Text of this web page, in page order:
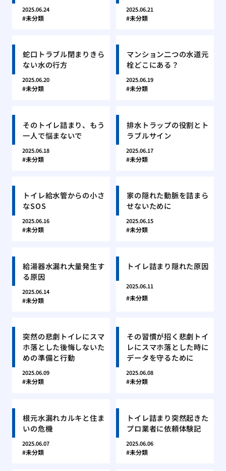
2025.06.24
未分類
2025.06.21
未分類
蛇口トラブル閉まりきら
ない水の行方
2025.06.20
未分類
マンション二つの水道元
栓どこにある？
2025.06.19
未分類
そのトイレ詰まり、もう
一人で悩まないで
2025.06.18
未分類
排水トラップの役割とト
ラブルサイン
2025.06.17
未分類
トイレ給水管からの小さ
なSOS
2025.06.16
未分類
家の隠れた動脈を詰まら
せないために
2025.06.15
未分類
給湯器水漏れ大量発生す
る原因
2025.06.14
未分類
トイレ詰まり隠れた原因
2025.06.11
未分類
突然の悲劇トイレにスマ
ホ落とした後悔しないた
めの準備と行動
2025.06.09
未分類
その習慣が招く悲劇トイ
レにスマホ落とした時に
データを守るために
2025.06.08
未分類
根元水漏れカルキと住ま
いの危機
2025.06.07
未分類
トイレ詰まり突然起きた
プロ業者に依頼体験記
2025.06.06
未分類